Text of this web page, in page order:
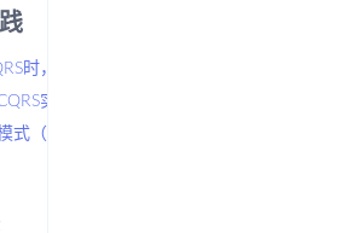
时，我们在讨论些神马？
实现
式（Specification-Pattern）